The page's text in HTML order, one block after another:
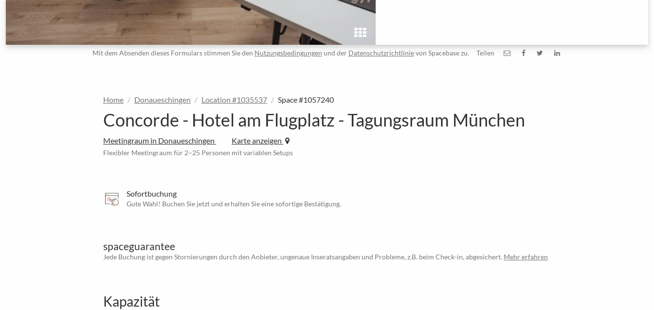
Mit dem Absenden dieses Formulars stimmen Sie den Nutzungsbedingungen und der Datenschutzrichtlinievon Spacebase zu. Teilen
Home Donaueschingen Location #1035537 Space #1057240
Concorde - Hotel am Flugplatz - Tagungsraum München
Meetingraum in Donaueschingen Karte anzeigen
Flexibler Meetingraum für 2–25 Personen mit variablen Setups
Sofortbuchung
Gute Wahl! Buchen Sie jetzt und erhalten Sie eine sofortige Bestätigung.
spaceguarantee
Jede Buchung ist gegen Stornierungen durch den Anbieter, ungenaue Inseratsangaben und Probleme, z.B. beim Check-in, abgesichert. Mehr erfahren
Kapazität